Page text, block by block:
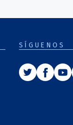
SÍGUENOS
Twitter